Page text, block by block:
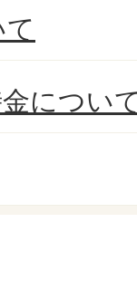
につい